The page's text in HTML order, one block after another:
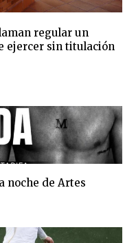
regular un
ejercer sin titulación
noche de Artes